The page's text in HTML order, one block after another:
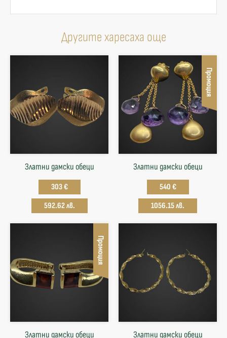
Другите харесаха още
Златни дамски обеци
303 €
592.62 лв.
Промоция
Златни дамски обеци
540 €
1056.15 лв.
Промоция
Златни дамски обеци Златни дамски обеци